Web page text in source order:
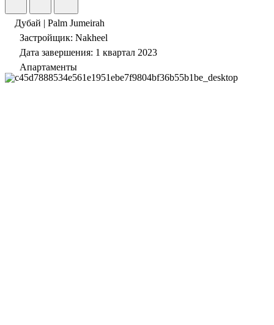
Дубай | Palm Jumeirah
Застройщик: Nakheel
Дата завершения: 1 квартал 2023
Апартаменты